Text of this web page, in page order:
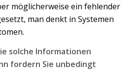
möglicherweise ein fehlender
man denkt in Systemen
solche Informationen
fordern Sie unbedingt